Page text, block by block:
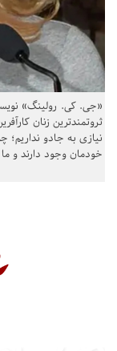
«جی. کی. رولینگ»
ثروتمندترین زنان
نیازی به جادو نداریم؛
خودمان وجود دارند و